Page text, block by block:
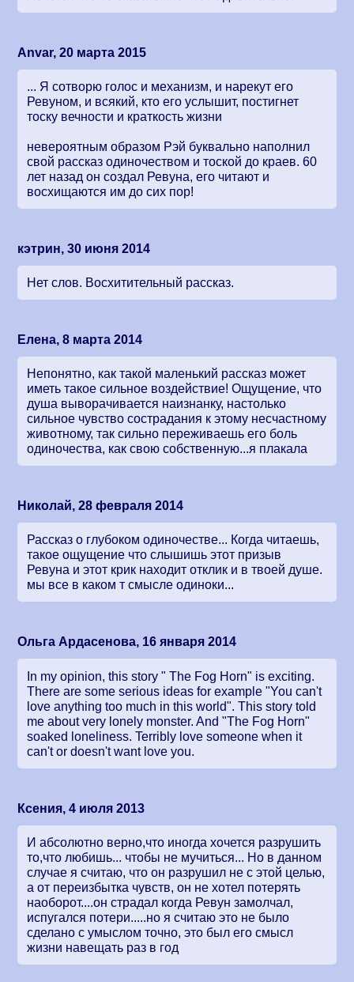
Anvar, 20 марта 2015
... Я сотворю голос и механизм, и нарекут его
Ревуном, и всякий, кто его услышит, постигнет
тоску вечности и краткость жизни
невероятным образом Рэй буквально наполнил
свой рассказ одиночеством и тоской до краев. 60
лет назад он создал Ревуна, его читают и
восхищаются им до сих пор!
кэтрин, 30 июня 2014
Нет слов. Восхитительный рассказ.
Елена, 8 марта 2014
Непонятно, как такой маленький рассказ может
иметь такое сильное воздействие! Ощущение, что
душа выворачивается наизнанку, настолько
сильное чувство сострадания к этому несчастному
животному, так сильно переживаешь его боль
одиночества, как свою собственную...я плакала
Николай, 28 февраля 2014
Рассказ о глубоком одиночестве... Когда читаешь,
такое ощущение что слышишь этот призыв
Ревуна и этот крик находит отклик и в твоей душе.
мы все в каком т смысле одиноки...
Ольга Ардасенова, 16 января 2014
In my opinion, this story " The Fog Horn" is exciting.
There are some serious ideas for example "You can't
love anything too much in this world". This story told
me about very lonely monster. And "The Fog Horn"
soaked loneliness. Terribly love someone when it
can't or doesn't want love you.
Ксения, 4 июля 2013
И абсолютно верно,что иногда хочется разрушить
то,что любишь... чтобы не мучиться... Но в данном
случае я считаю, что он разрушил не с этой целью,
а от переизбытка чувств, он не хотел потерять
наоборот....он страдал когда Ревун замолчал,
испугался потери.....но я считаю это не было
сделано с умыслом точно, это был его смысл
жизни навещать раз в год